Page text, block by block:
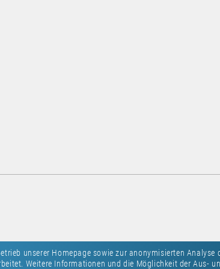
unserer Homepage sowie zur anonymisierten
Weitere Informationen und die Möglichkeit der Aus-